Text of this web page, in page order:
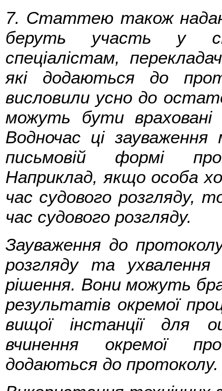
7. Статтею також
беруть участь у
спеціалістам,
які додаються до
висловили усно до
можуть бути враховані
Водночас ці
письмовій формі
Наприклад, якщо особа
час судового розгляду,
час судового розгляду.
Зауваження до
розгляду та
рішення. Вони можуть
результатів окремої
вищої інстанції для
вчинення окремої
додаються до протоколу.